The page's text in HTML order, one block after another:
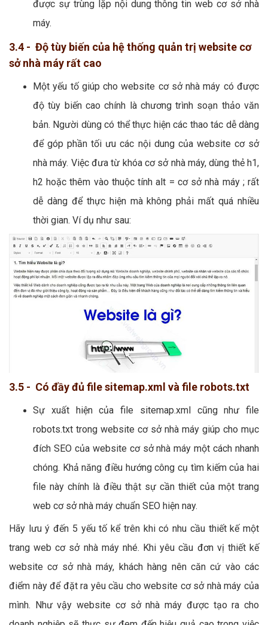
được sự trùng lặp nội dung thông tin web cơ sở nhà
máy.
3.4 - Độ tùy biến của hệ thống quản trị website cơ
sở nhà máy rất cao
Một yếu tố giúp cho website cơ sở nhà máy có được
độ tùy biến cao chính là chương trình soạn thảo văn
bản. Người dùng có thể thực hiện các thao tác dễ dàng
để góp phần tối ưu các nội dung của website cơ sở
nhà máy. Việc đưa từ khóa cơ sở nhà máy, dùng thẻ h1,
h2 hoặc thêm vào thuộc tính alt = cơ sở nhà máy ; rất
dễ dàng để thực hiện mà không phải mất quá nhiều
thời gian. Ví dụ như sau:
3.5 - Có đầy đủ file sitemap.xml và file robots.txt
Sự xuất hiện của file sitemap.xml cũng như file
robots.txt trong website cơ sở nhà máy giúp cho mục
đích SEO của website cơ sở nhà máy một cách nhanh
chóng. Khả năng điều hướng công cụ tìm kiếm của hai
file này chính là điều thật sự cần thiết của một trang
web cơ sở nhà máy chuẩn SEO hiện nay.
Hãy lưu ý đến 5 yếu tố kể trên khi có nhu cầu thiết kế một
trang web cơ sở nhà máy nhé. Khi yêu cầu đơn vị thiết kế
website cơ sở nhà máy, khách hàng nên căn cứ vào các
điểm này để đặt ra yêu cầu cho website cơ sở nhà máy của
mình. Như vậy website cơ sở nhà máy được tạo ra cho